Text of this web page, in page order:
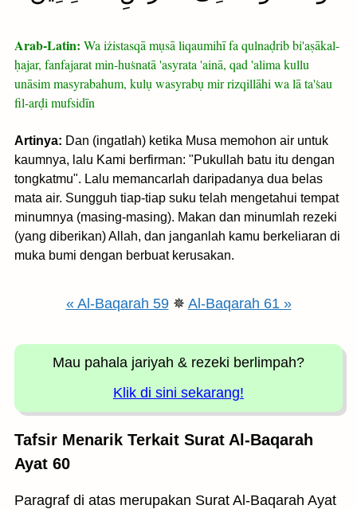
Arab-Latin: Wa iżistasqā mụsā liqaumihī fa qulnaḍrib bi'aṣākal-
ḥajar, fanfajarat min-huṡnatā 'asyrata 'ainā, qad 'alima kullu
unāsim masyrabahum, kulụ wasyrabụ mir rizqillāhi wa lā ta'ṡau
fil-arḍi mufsidīn
Artinya: Dan (ingatlah) ketika Musa memohon air untuk
kaumnya, lalu Kami berfirman: "Pukullah batu itu dengan
tongkatmu". Lalu memancarlah daripadanya dua belas
mata air. Sungguh tiap-tiap suku telah mengetahui tempat
minumnya (masing-masing). Makan dan minumlah rezeki
(yang diberikan) Allah, dan janganlah kamu berkeliaran di
muka bumi dengan berbuat kerusakan.
« Al-Baqarah 59✵ Al-Baqarah 61 »
Mau pahala jariyah & rezeki berlimpah?
Klik di sini sekarang!
Tafsir Menarik Terkait Surat Al-Baqarah
Ayat 60
Paragraf di atas merupakan Surat Al-Baqarah Ayat